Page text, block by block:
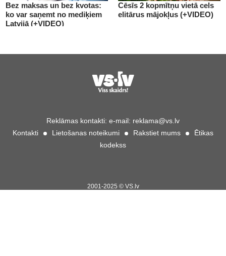
Bez maksas un bez kvotas:
ko var saņemt no mediķiem
Latvijā (+VIDEO)
Cēsīs 2 kopmītņu vietā cels
elitārus mājokļus (+VIDEO)
Reklāmas kontakti: e-mail: reklama@vs.lv
Kontakti
Lietošanas noteikumi Rakstiet mums
Ētikas
kodekss
2001-2025 © VS.lv